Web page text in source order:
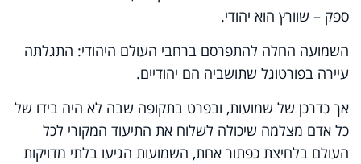
ספק – שוורץ הוא יהודי.
השמועה החלה להתפרסם ברחבי העולם היהודי: התגלתה
עיירה בפורטוגל שתושביה הם יהודיים.
אך כדרכן של שמועות, ובפרט בתקופה שבה לא היה בידו של
כל אדם מצלמה שיכולה לשלוח את התיעוד המקורי לכל
העולם בלחיצת כפתור אחת, השמועות הגיעו בלתי מדויקות